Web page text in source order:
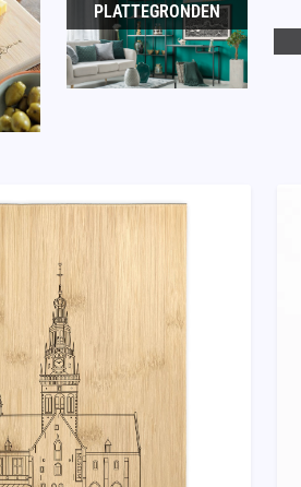
PLATTEGRONDEN